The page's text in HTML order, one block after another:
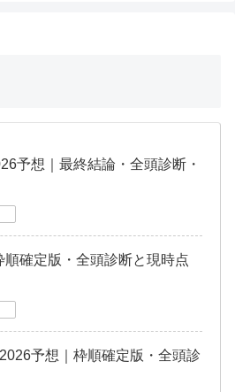
予想｜最終結論・全頭診断・
確定版・全頭診断と現時点
予想｜枠順確定版・全頭診